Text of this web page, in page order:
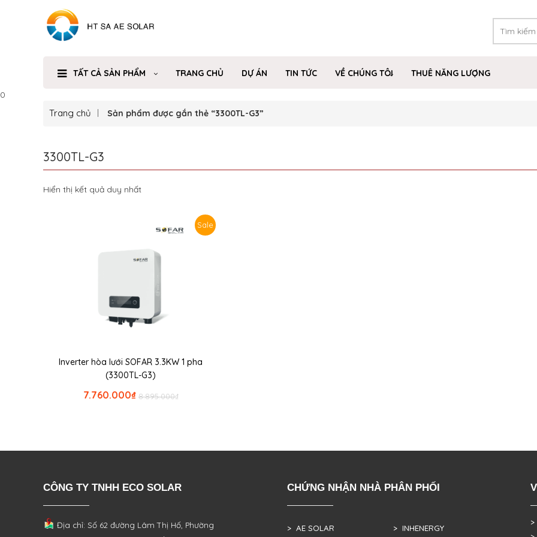
TẤT CẢ SẢN PHẨM TRANG CHỦ DỰ ÁN TIN TỨC VỀ CHÚNG TÔI
THUÊ NĂNG LƯỢNG
0
Trang chủ Sản phẩm được gắn thẻ “3300TL-G3”
3300TL-G3
Hiển thị kết quả duy nhất
Sale
Inverter hòa lưới SOFAR 3.3KW 1 pha
(3300TL-G3)
₫
8.895.000
₫
7.760.000
CÔNG TY TNHH ECO SOLAR
Địa chỉ: Số 62 đường Lâm Thị Hố, Phường
CHỨNG NHẬN NHÀ PHÂN PHỐI
> AE SOLAR > INHENERGY
>